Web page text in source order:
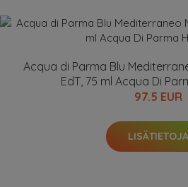
Acqua di Parma Blu
EdT, 75 ml Acqua Di
97.5 EUR
LISÄTIETOJA